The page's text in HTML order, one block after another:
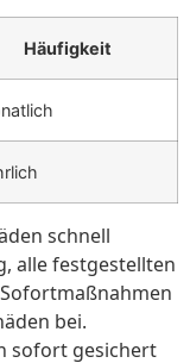
Häufigkeit
schnell
alle festgestellten
bei.
sofort gesichert